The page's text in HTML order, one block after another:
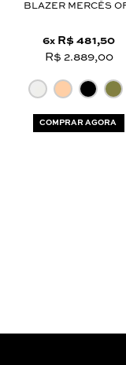
BLAZER MERCÊS
6x R$ 481,50
R$ 2.889,00
COMPRAR AGORA